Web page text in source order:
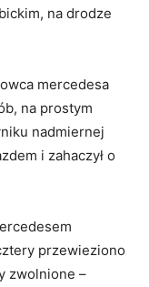
na drodze
mercedesa
na prostym
nadmiernej
i zahaczył o
przewieziono
zwolnione –